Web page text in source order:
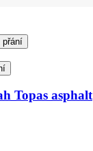
přání
Topas asphalt